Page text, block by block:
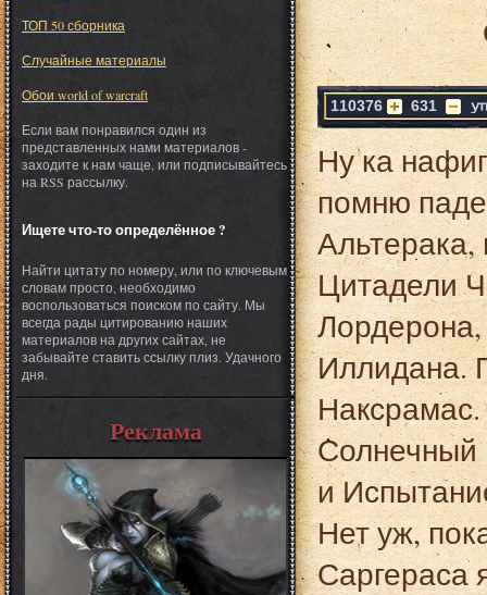
ТОП 50 сборника
Случайные материалы
Обои world of warcraft
Если вам понравился один из
представленных нами материалов -
заходите к нам чаще, или подписывайтесь
на RSS рассылку.
Ищете что-то определённое ?
Найти цитату по номеру, или по ключевым
словам просто, необходимо
воспользоваться поиском по сайту. Мы
всегда рады цитированию наших
материалов на других сайтах, не
забывайте ставить ссылку плиз. Удачного
дня.
Реклама
110376 631
Ну ка
помню
Цитадели
Иллидана.
Солнечный
и
Нет уж,
Саргераса